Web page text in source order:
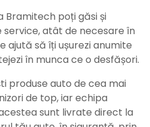
Bramitech poți găsi și
atât de necesare în
ajută să îți ușurezi anumite
în munca ce o desfășori.
produse auto de cea mai
de top, iar echipa
sunt livrate direct la